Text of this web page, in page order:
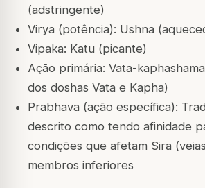
(adstringente)
Virya (potência): Ushna
Vipaka: Katu (picante)
Ação primária: Vata-
dos doshas Vata e Kapha)
Prabhava (ação específica):
descrito como tendo afinidade
condições que afetam Sira
membros inferiores